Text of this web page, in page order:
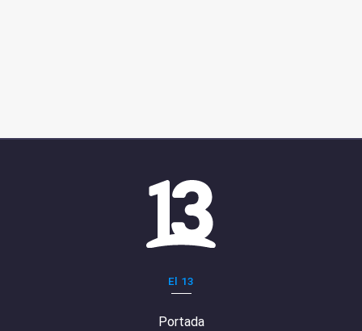
El 13
Portada